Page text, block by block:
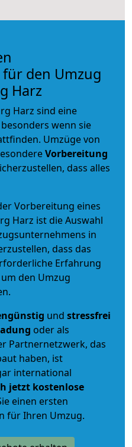
den Umzug
Harz
Harz sind eine
wenn sie
Umzüge von
Vorbereitung
dass alles
Vorbereitung eines
Harz ist die Auswahl
in
dass das
Erfahrung
den Umzug
und stressfrei
oder als
Partnernetzwerk, das
haben, ist
international
jetzt kostenlose
einen ersten
für Ihren Umzug.